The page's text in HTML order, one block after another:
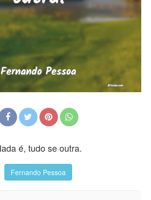
é, tudo se outra.
Fernando Pessoa